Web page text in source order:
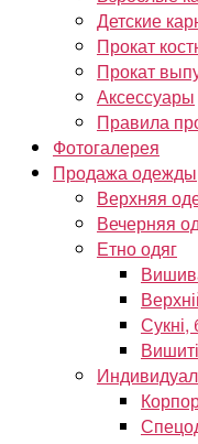
Детские
Прокат
Прокат
Аксессуары
Правила
Фотогалерея
Продажа одежды
Верхняя
Вечерняя
Етно одяг
Сукні,